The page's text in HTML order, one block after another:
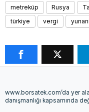
metreküp
Rusya
türkiye
vergi
www.borsatek.com’da yer
danışmanlığı kapsamında